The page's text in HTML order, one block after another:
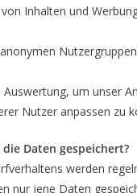
Inhalten und
Auswertung, um unser
Nutzer anpassen zu
Daten gespeichert?
werden
nur jene Daten